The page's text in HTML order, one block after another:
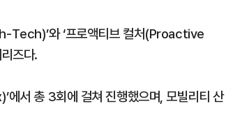
Tech)’와 ‘프로액티브 컬처(Proactive
즈다.
서 총 3회에 걸쳐 진행했으며, 모빌리티 산